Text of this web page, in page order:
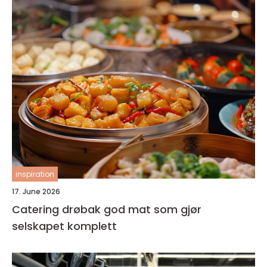
inspiration
17. June 2026
Catering drøbak god mat som gjør
selskapet komplett